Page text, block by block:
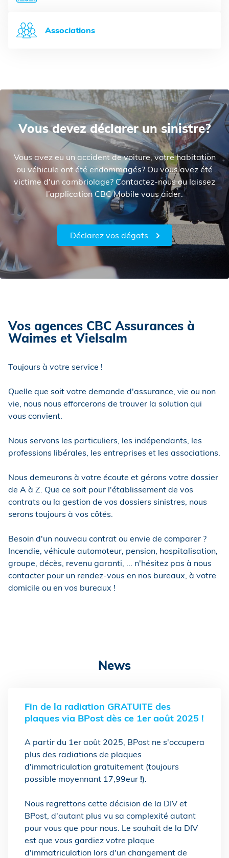
Associations
Vous devez déclarer un sinistre?
Vous avez eu un accident de voiture, votre habitation
ou véhicule ont été endommagés? Ou vous avez été
victime d'un cambriolage? Contactez-nous ou laissez
l’application CBC Mobile vous aider.
Déclarez vos dégats
Vos agences CBC Assurances à
Waimes et Vielsalm
Toujours à votre service !
Quelle que soit votre demande d'assurance, vie ou non
vie, nous nous efforcerons de trouver la solution qui
vous convient.
Nous servons les particuliers, les indépendants, les
professions libérales, les entreprises et les associations.
Nous demeurons à votre écoute et gérons votre dossier
de A à Z. Que ce soit pour l'établissement de vos
contrats ou la gestion de vos dossiers sinistres, nous
serons toujours à vos côtés.
Besoin d'un nouveau contrat ou envie de comparer ?
Incendie, véhicule automoteur, pension, hospitalisation,
groupe, décès, revenu garanti, ... n'hésitez pas à nous
contacter pour un rendez-vous en nos bureaux, à votre
domicile ou en vos bureaux !
News
Fin de la radiation GRATUITE des
plaques via BPost dès ce 1er août 2025 !
A partir du 1er août 2025, BPost ne s'occupera
plus des radiations de plaques
d'immatriculation gratuitement (toujours
possible moyennant 17,99eur!).
Nous regrettons cette décision de la DIV et
BPost, d'autant plus vu sa complexité autant
pour vous que pour nous. Le souhait de la DIV
est que vous gardiez votre plaque
d'immatriculation lors d'un changement de